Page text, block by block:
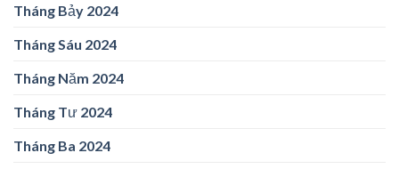
Tháng Bảy 2024
Tháng Sáu 2024
Tháng Năm 2024
Tháng Tư 2024
Tháng Ba 2024